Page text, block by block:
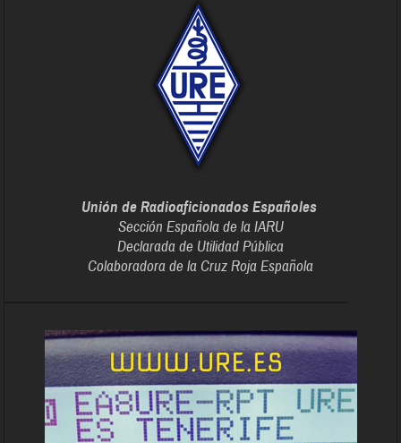
Unión de Radioaficionados Españoles
Sección Española de la IARU
Declarada de Utilidad Pública
Colaboradora de la Cruz Roja Española